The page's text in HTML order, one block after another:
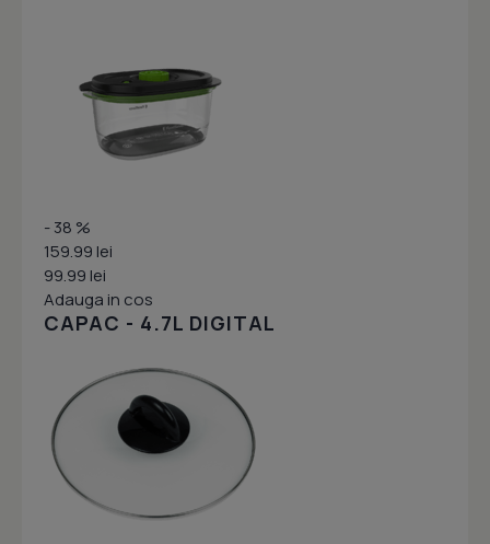
- 38 %
159.99 lei
99.99 lei
Adauga in cos
CAPAC - 4.7L DIGITAL